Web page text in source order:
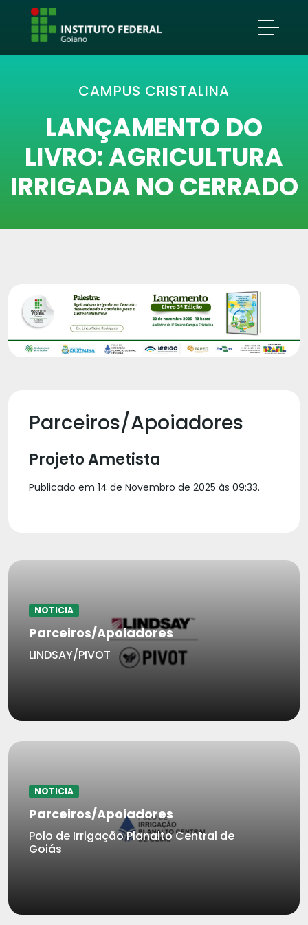
CAMPUS CRISTALINA
LANÇAMENTO DO
LIVRO: AGRICULTURA
IRRIGADA NO CERRADO
Parceiros/Apoiadores
Projeto Ametista
Publicado em 14 de Novembro de 2025 às 09:33.
NOTICIA
Parceiros/Apoiadores
LINDSAY/PIVOT
NOTICIA
Parceiros/Apoiadores
Polo de Irrigação Planalto Central de
Goiás